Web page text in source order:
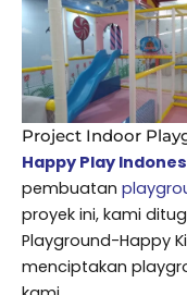
Project Indoor
Happy Play
pembuatan
proyek ini, kami
Playground-Happy
menciptakan